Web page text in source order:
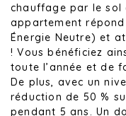
chauffage par le sol
appartement
Énergie Neutre) et
! Vous bénéficiez
toute l’année et de
De plus, avec un
réduction de 50 %
pendant 5 ans. Un